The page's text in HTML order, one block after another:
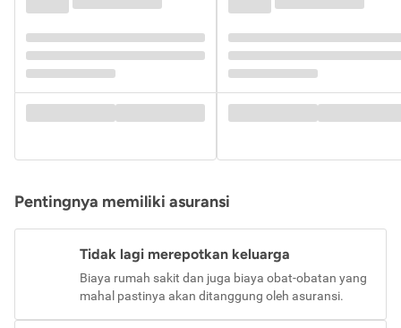
Pentingnya memiliki asuransi
Tidak lagi merepotkan keluarga
Biaya rumah sakit dan juga biaya obat-obatan yang
mahal pastinya akan ditanggung oleh asuransi.